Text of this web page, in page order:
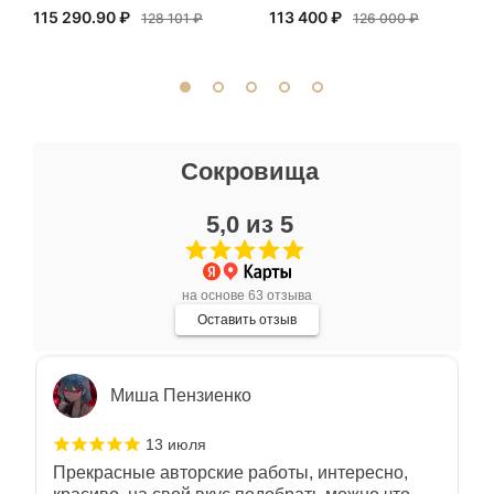
115 290.90 ₽ 128 101 ₽ 113 400 ₽ 126 000 ₽
Сокровища
5,0 из 5
на основе 63 отзыва
Оставить отзыв
внимательно. Со вкусом подобрали
Очень большой выбор украшений! Каждое -
индивидуально и завораживает своей
красотой! Трудно не купить всё! Спасибо!
Отзыв Яндекс.Карты
Миша Пензиенко
13 июля
Прекрасные авторские работы, интересно,